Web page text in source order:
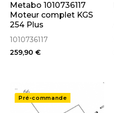
Metabo 1010736117
Moteur complet KGS
254 Plus
1010736117
259,90 €
..
Pré-commande